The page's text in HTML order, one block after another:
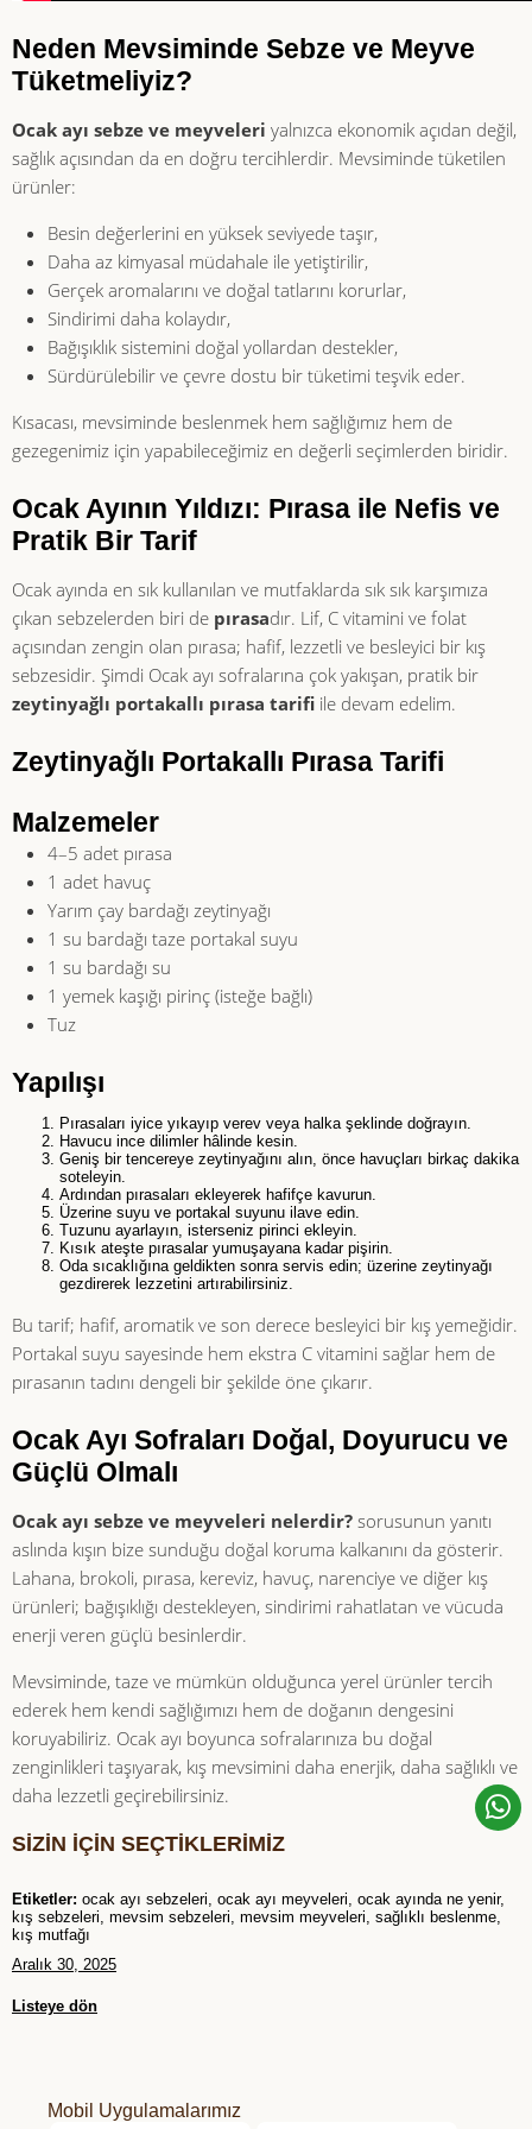
Neden Mevsiminde Sebze ve Meyve
Tüketmeliyiz?
Ocak ayı sebze ve meyveleri yalnızca ekonomik açıdan değil,
sağlık açısından da en doğru tercihlerdir. Mevsiminde tüketilen
ürünler:
Besin değerlerini en yüksek seviyede taşır,
Daha az kimyasal müdahale ile yetiştirilir,
Gerçek aromalarını ve doğal tatlarını korurlar,
Sindirimi daha kolaydır,
Bağışıklık sistemini doğal yollardan destekler,
Sürdürülebilir ve çevre dostu bir tüketimi teşvik eder.
Kısacası, mevsiminde beslenmek hem sağlığımız hem de
gezegenimiz için yapabileceğimiz en değerli seçimlerden biridir.
Ocak Ayının Yıldızı: Pırasa ile Nefis ve
Pratik Bir Tarif
Ocak ayında en sık kullanılan ve mutfaklarda sık sık karşımıza
çıkan sebzelerden biri de pırasadır. Lif, C vitamini ve folat
açısından zengin olan pırasa; hafif, lezzetli ve besleyici bir kış
sebzesidir. Şimdi Ocak ayı sofralarına çok yakışan, pratik bir
zeytinyağlı portakallı pırasa tarifi ile devam edelim.
Zeytinyağlı Portakallı Pırasa Tarifi
Malzemeler
4–5 adet pırasa
1 adet havuç
Yarım çay bardağı zeytinyağı
1 su bardağı taze portakal suyu
1 su bardağı su
1 yemek kaşığı pirinç (isteğe bağlı)
Tuz
Yapılışı
Pırasaları iyice yıkayıp verev veya halka şeklinde doğrayın.
Havucu ince dilimler hâlinde kesin.
Geniş bir tencereye zeytinyağını alın, önce havuçları birkaç dakika
soteleyin.
Ardından pırasaları ekleyerek hafifçe kavurun.
Üzerine suyu ve portakal suyunu ilave edin.
Tuzunu ayarlayın, isterseniz pirinci ekleyin.
Kısık ateşte pırasalar yumuşayana kadar pişirin.
Oda sıcaklığına geldikten sonra servis edin; üzerine zeytinyağı
gezdirerek lezzetini artırabilirsiniz.
Bu tarif; hafif, aromatik ve son derece besleyici bir kış yemeğidir.
Portakal suyu sayesinde hem ekstra C vitamini sağlar hem de
pırasanın tadını dengeli bir şekilde öne çıkarır.
Ocak Ayı Sofraları Doğal, Doyurucu ve
Güçlü Olmalı
Ocak ayı sebze ve meyveleri nelerdir? sorusunun yanıtı
aslında kışın bize sunduğu doğal koruma kalkanını da gösterir.
Lahana, brokoli, pırasa, kereviz, havuç, narenciye ve diğer kış
ürünleri; bağışıklığı destekleyen, sindirimi rahatlatan ve vücuda
enerji veren güçlü besinlerdir.
Mevsiminde, taze ve mümkün olduğunca yerel ürünler tercih
ederek hem kendi sağlığımızı hem de doğanın dengesini
koruyabiliriz. Ocak ayı boyunca sofralarınıza bu doğal
zenginlikleri taşıyarak, kış mevsimini daha enerjik, daha sağlıklı ve
daha lezzetli geçirebilirsiniz.
SİZİN İÇİN SEÇTİKLERİMİZ
Etiketler: ocak ayı sebzeleri, ocak ayı meyveleri, ocak ayında ne yenir,
kış sebzeleri, mevsim sebzeleri, mevsim meyveleri, sağlıklı beslenme,
kış mutfağı
Aralık 30, 2025
Listeye dön
Mobil Uygulamalarımız